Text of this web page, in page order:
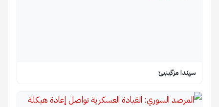
سپێدا مزگینیێ